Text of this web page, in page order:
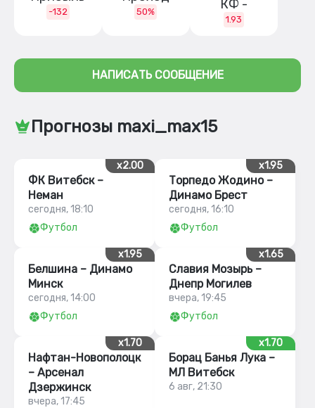
-132 50%
КФ -
1.93
НАПИСАТЬ СООБЩЕНИЕ
Прогнозы maxi_max15
x2.00
ФК Витебск –
Неман
сегодня, 18:10
Футбол
x1.95
Торпедо Жодино –
Динамо Брест
сегодня, 16:10
Футбол
x1.95
Белшина – Динамо
Минск
сегодня, 14:00
Футбол
x1.65
Славия Мозырь –
Днепр Могилев
вчера, 19:45
Футбол
x1.70
Нафтан-Новополоцк
– Арсенал
Дзержинск
вчера, 17:45
x1.70
Борац Банья Лука –
МЛ Витебск
6 авг, 21:30